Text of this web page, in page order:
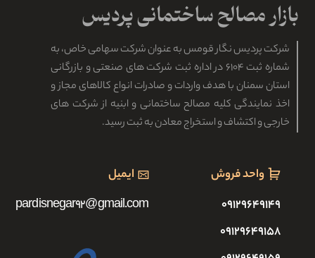
شرکت پردیس نگار قومس به عنوان شرکت سهامی خاص، به
شماره ثبت ۶۱۰۴ در اداره ثبت شرکت های صنعتی و بازرگانی
استان سمنان با هدف واردات و صادرات انواع کالاهای مجاز و
اخذ نمایندگی کلیه مصالح ساختمانی و ابنیه از شرکت های
خارجی و اکتشاف و استخراج معادن به ثبت رسید.
واحد فروش
۰۹۱۲۹۶۴۹۱۴۹
۰۹۱۲۹۶۴۹۱۵۸
ایمیل
pardisnegar92@gmail.com